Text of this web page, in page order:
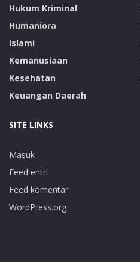
Hukum Kriminal
Humaniora
Islami
Kemanusiaan
Kesehatan
Keuangan Daerah
SITE LINKS
Masuk
Feed entri
Feed komentar
WordPress.org